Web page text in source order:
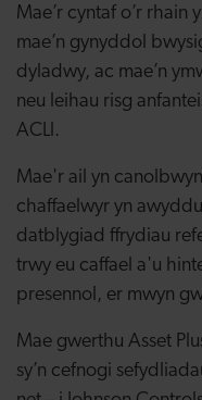
Mae’r cyntaf o’r rhain
mae’n gynyddol
dyladwy, ac mae’n
neu leihau risg
ACLl.
Mae'r ail yn
chaffaelwyr yn
datblygiad ffrydiau
trwy eu caffael a'u
presennol, er mwyn
Mae gwerthu Asset
sy’n cefnogi